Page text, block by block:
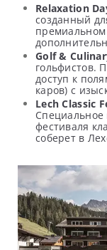
Relaxation
созданный
премиальном
Golf &
гольфистов.
доступ к
каров) с
Lech Classic
Специальное
фестиваля
соберет в